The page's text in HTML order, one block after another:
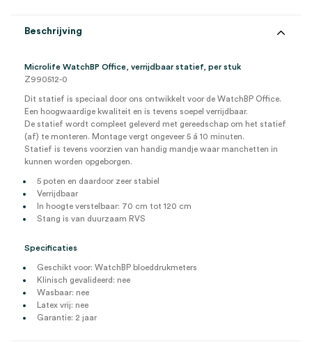
Beschrijving
Microlife WatchBP Office, verrijdbaar statief, per stuk
Z990512-0
Dit statief is speciaal door ons ontwikkelt voor de WatchBP Office.
Een hoogwaardige kwaliteit en is tevens soepel verrijdbaar.
De statief wordt compleet geleverd met gereedschap om het statief
(af) te monteren. Montage vergt ongeveer 5 á 10 minuten.
Statief is tevens voorzien van handig mandje waar manchetten in
kunnen worden opgeborgen.
5 poten en daardoor zeer stabiel
Verrijdbaar
In hoogte verstelbaar: 70 cm tot 120 cm
Stang is van duurzaam RVS
Specificaties
Geschikt voor: WatchBP bloeddrukmeters
Klinisch gevalideerd: nee
Wasbaar: nee
Latex vrij: nee
Garantie: 2 jaar